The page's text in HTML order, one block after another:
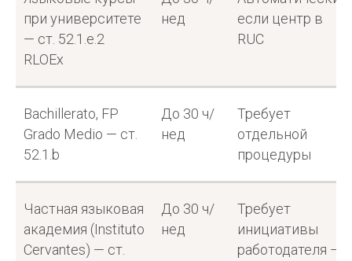
при университете
— ст. 52.1.e.2
RLOEx
нед
если центр в
RUC
Bachillerato, FP
Grado Medio — ст.
52.1.b
До 30 ч/
нед
Требует
отдельной
процедуры
Частная языковая
академия (Instituto
Cervantes) — ст.
До 30 ч/
нед
Требует
инициативы
работодателя —